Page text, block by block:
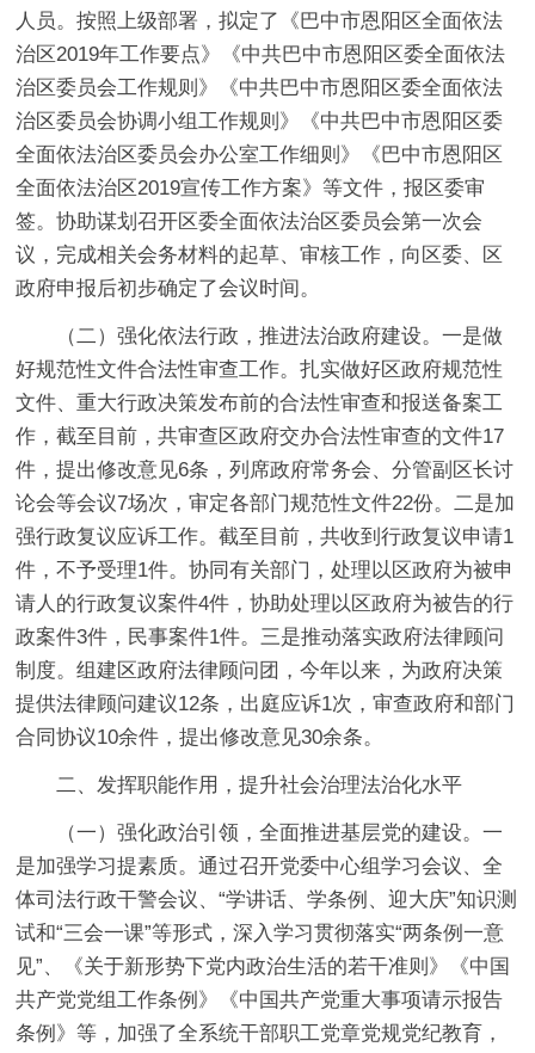
人员。按照上级部署，拟定了《巴中市恩阳区全面依法
治区2019年工作要点》《中共巴中市恩阳区委全面依法
治区委员会工作规则》《中共巴中市恩阳区委全面依法
治区委员会协调小组工作规则》《中共巴中市恩阳区委
全面依法治区委员会办公室工作细则》《巴中市恩阳区
全面依法治区2019宣传工作方案》等文件，报区委审
签。协助谋划召开区委全面依法治区委员会第一次会
议，完成相关会务材料的起草、审核工作，向区委、区
政府申报后初步确定了会议时间。
（ 二 ）强化依法行政，推进法治政府建设。一是做
好规范性文件合法性审查工作。扎实做好区政府规范性
文件、重大行政决策发布前的合法性审查和报送备案工
作，截至目前，共审查区政府交办合法性审查的文件17
件，提出修改意见6条，列席政府常务会、分管副区长讨
论会等会议7场次，审定各部门规范性文件22份。 二是加
强行政复议应诉工作。截至目前，共收到行政复议申请1
件，不予受理1件。协同有关部门，处理以区政府为被申
请人的行政复议案件4件，协助处理以区政府为被告的行
政案件3件，民事案件1件。 三是推动落实政府法律顾问
制度。组建区政府法律顾问团，今年以来，为政府决策
提供法律顾问建议12条，出庭应诉1次，审查政府和部门
合同协议10余件，提出修改意见30余条。
二、发挥职能作用，提升社会治理法治化水平
（一）强化政治引领，全面推进基层党的建设。一
是加强学习提素质。通过召开党委中心组学习会议、全
体司法行政干警会议、“学讲话、学条例、迎大庆”知识测
试和“三会一课”等形式，深入学习贯彻落实“两条例一意
见”、《关于新形势下党内政治生活的若干准则》《中国
共产党党组工作条例》《中国共产党重大事项请示报告
条例》等，加强了全系统干部职工党章党规党纪教育，